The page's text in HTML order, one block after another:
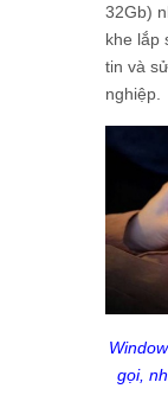
32Gb)
khe lắp
tin và
nghiệp.
gọi,